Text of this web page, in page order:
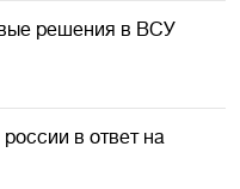
решения в ВСУ
в ответ на